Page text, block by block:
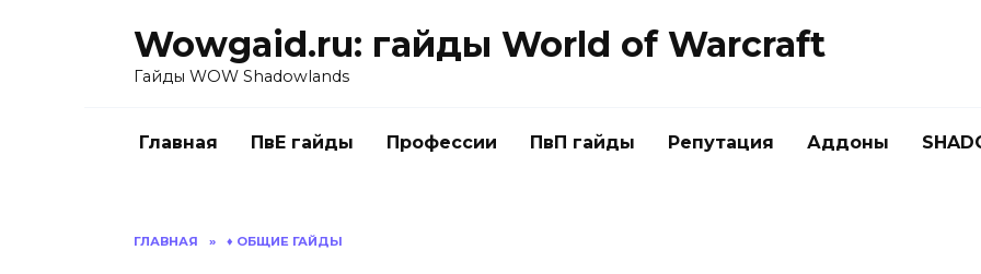
Wowgaid.ru: гайды World of Warcraft
Гайды WOW Shadowlands
Главная ПвЕ гайды Профессии ПвП гайды Репутация Аддоны
ГЛАВНАЯ » ♦️ ОБЩИЕ ГАЙДЫ